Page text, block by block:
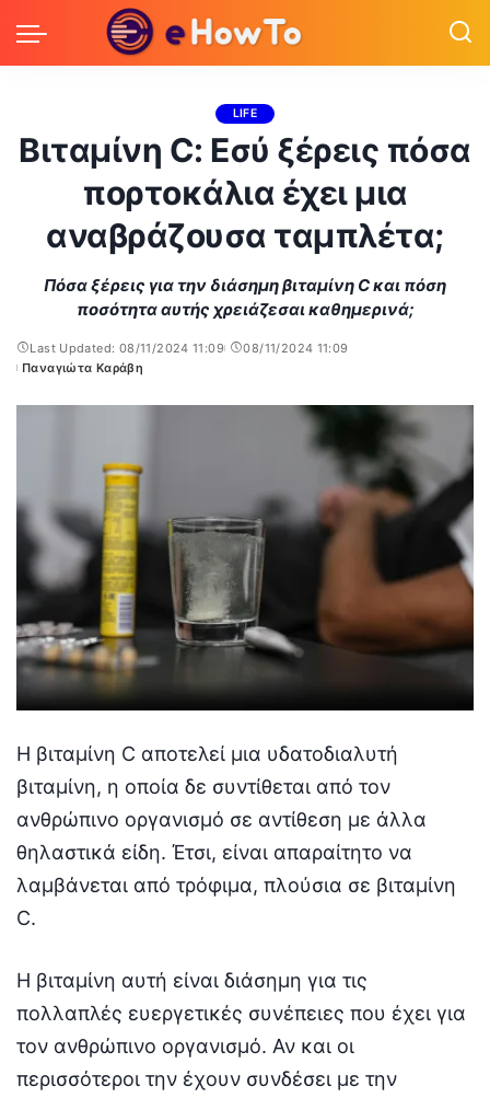
LIFE
Βιταμίνη C: Εσύ ξέρεις πόσα
πορτοκάλια έχει μια
αναβράζουσα ταμπλέτα;
Πόσα ξέρεις για την διάσημη βιταμίνη C και πόση
ποσότητα αυτής χρειάζεσαι καθημερινά;
Last Updated: 08/11/2024 11:09
08/11/2024 11:09
Posted
Παναγιώτα Καράβη
Η βιταμίνη C αποτελεί μια υδατοδιαλυτή
βιταμίνη, η οποία δε συντίθεται από τον
ανθρώπινο οργανισμό σε αντίθεση με άλλα
θηλαστικά είδη. Έτσι, είναι απαραίτητο να
λαμβάνεται από τρόφιμα, πλούσια σε βιταμίνη
C.
Η βιταμίνη αυτή είναι διάσημη για τις
πολλαπλές ευεργετικές συνέπειες που έχει για
τον ανθρώπινο οργανισμό. Αν και οι
περισσότεροι την έχουν συνδέσει με την